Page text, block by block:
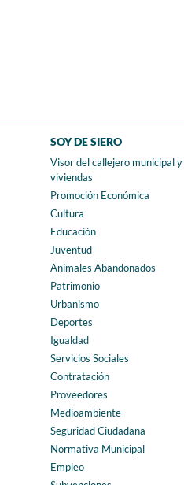
SOY DE SIERO
Visor del callejero municipal
viviendas
Promoción Económica
Cultura
Educación
Juventud
Animales Abandonados
Patrimonio
Urbanismo
Deportes
Igualdad
Servicios Sociales
Contratación
Proveedores
Medioambiente
Seguridad Ciudadana
Normativa Municipal
Empleo